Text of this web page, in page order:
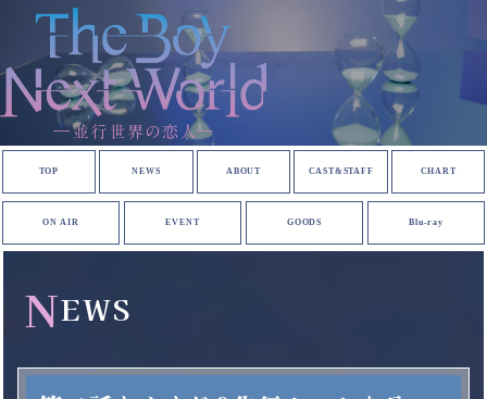
TOP NEWS ABOUT CAST&STAFF CHART
ON AIR EVENT GOODS Blu-ray
NEWS